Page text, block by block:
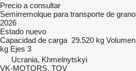
Precio a consultar
Semirremolque para transporte de grano
2026
Estado nuevo
Capacidad de carga 29.520 kg Volumen
kg Ejes 3
Ucrania, Khmelnytskyi
VK-MOTORS, TOV